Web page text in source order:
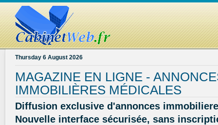
Thursday 6 August 2026
MAGAZINE EN LIGNE -
IMMOBILIÈRES MÉDICALES
Diffusion exclusive d'annonces
Nouvelle interface sécurisée, sans